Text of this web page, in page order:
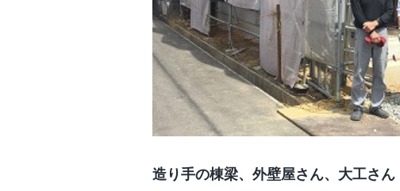
造り手の棟梁、外壁屋さん、大工さ